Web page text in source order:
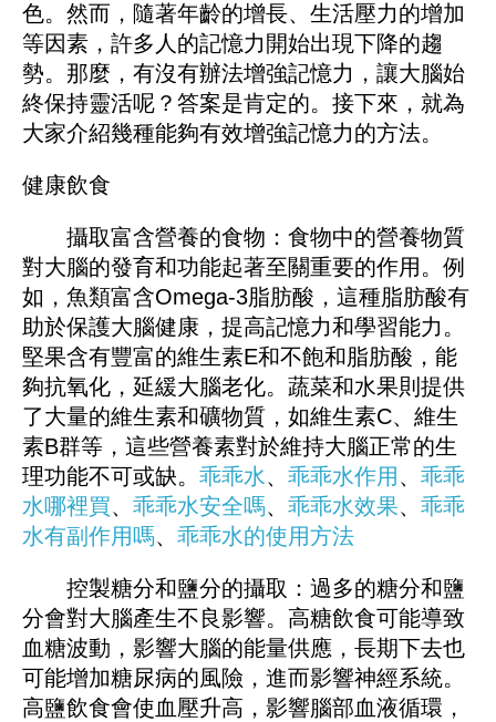
色。然而，隨著年齡的增長、生活壓力的增加
等因素，許多人的記憶力開始出現下降的趨
勢。那麼，有沒有辦法增強記憶力，讓大腦始
終保持靈活呢？答案是肯定的。接下來，就為
大家介紹幾種能夠有效增強記憶力的方法。
健康飲食
攝取富含營養的食物：食物中的營養物質
對大腦的發育和功能起著至關重要的作用。例
如，魚類富含Omega-3脂肪酸，這種脂肪酸有
助於保護大腦健康，提高記憶力和學習能力。
堅果含有豐富的維生素E和不飽和脂肪酸，能
夠抗氧化，延緩大腦老化。蔬菜和水果則提供
了大量的維生素和礦物質，如維生素C、維生
素B群等，這些營養素對於維持大腦正常的生
理功能不可或缺。 乖乖水、 乖乖水作用 、 乖乖
水哪裡買、 乖乖水安全嗎、 乖乖水效果、 乖乖
水有副作用嗎、 乖乖水的使用方法
控製糖分和鹽分的攝取：過多的糖分和鹽
分會對大腦產生不良影響。高糖飲食可能導致
血糖波動，影響大腦的能量供應，長期下去也
可能增加糖尿病的風險，進而影響神經系統。
高鹽飲食會使血壓升高，影響腦部血液循環，